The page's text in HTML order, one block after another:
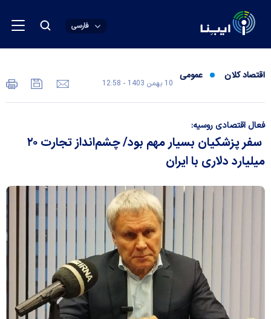
فارسی
اقتصاد کلان عمومی
10 بهمن 1403 - 12:58
فعال اقتصادی روسیه:
سفر پزشکیان بسیار مهم بود/ چشم‌انداز تجارت ۲۰
میلیارد دلاری با ایران